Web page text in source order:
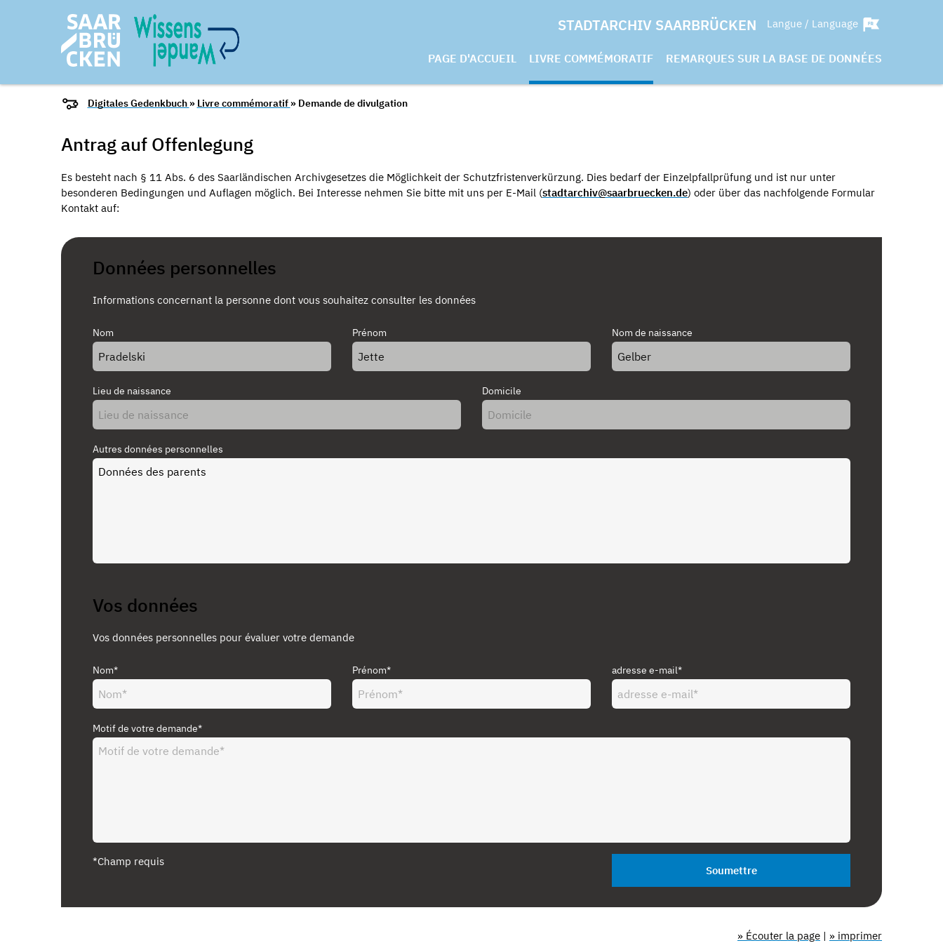
STADTARCHIV SAARBRÜCKEN Langue / Language
PAGE D'ACCUEIL LIVRE COMMÉMORATIF REMARQUES SUR LA BASE DE DONNÉES
Digitales Gedenkbuch » Livre commémoratif » Demande de divulgation
Antrag auf Offenlegung
Es besteht nach § 11 Abs. 6 des Saarländischen Archivgesetzes die Möglichkeit der Schutzfristenverkürzung. Dies bedarf der Einzelpfallprüfung und ist nur unter
besonderen Bedingungen und Auflagen möglich. Bei Interesse nehmen Sie bitte mit uns per E-Mail (stadtarchiv@saarbruecken.de) oder über das nachfolgende Formular
Kontakt auf:
Données personnelles
Informations concernant la personne dont vous souhaitez consulter les données
Nom Prénom Nom de naissance
Lieu de naissance Domicile
Autres données personnelles
Vos données
Vos données personnelles pour évaluer votre demande
Nom* Prénom* adresse e-mail*
Motif de votre demande*
*Champ requis
Soumettre
» Écouter la page | » imprimer